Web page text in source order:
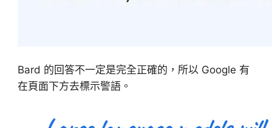
Bard 的回答不一定是完全正確的，所以 Google 有
在頁面下方去標示警語。